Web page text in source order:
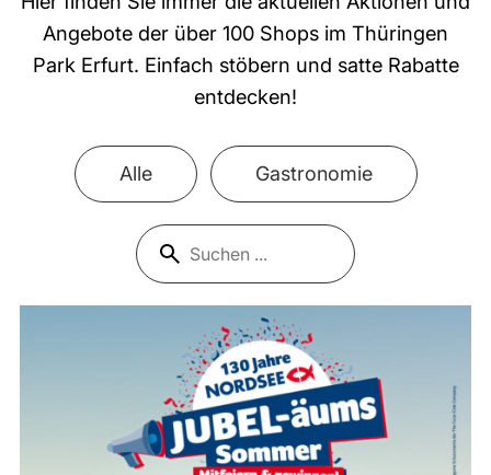
Angebote der über 100 Shops im Thüringen
Park Erfurt. Einfach stöbern und satte Rabatte
entdecken!
Alle Gastronomie